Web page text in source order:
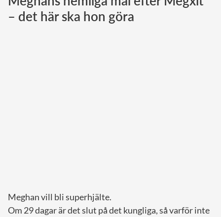
Norska kungahuset
– det här ska hon göra
Meghan vill bli superhjälte.
Om 29 dagar är det slut på det kungliga, så varför inte